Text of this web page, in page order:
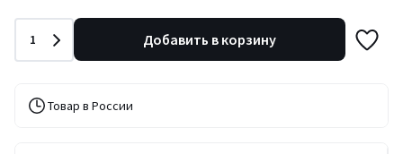
Количество
1 Добавить в корзину
Товар в России